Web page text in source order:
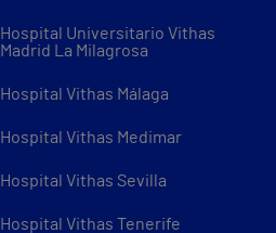
Hospital Universitario Vithas
Madrid La Milagrosa
Hospital Vithas Málaga
Hospital Vithas Medimar
Hospital Vithas Sevilla
Hospital Vithas Tenerife